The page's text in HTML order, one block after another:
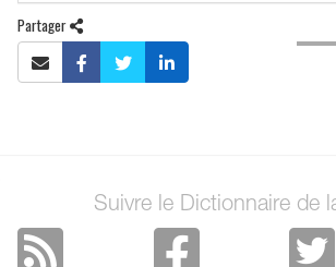
Partager
Suivre le Dictionnaire de